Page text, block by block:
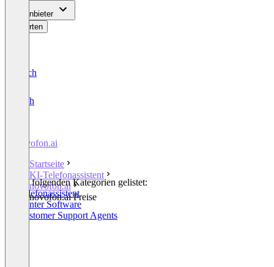
Für Anbieter
Bewerten
Deutsch
English
novofon.ai
Startseite
KI-Telefonassistent
novofon.ai
novofon.ai Preise
In den folgenden Kategorien gelistet:
KI-Telefonassistent
Callcenter Software
AI Customer Support Agents